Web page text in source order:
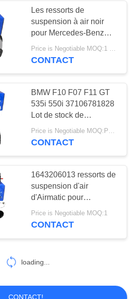
d'air de
236
de
d'air
1058
119
Les ressorts de
suspension à air noir
pour Mercedes-Benz
W213 2133280100
CONTACT
BMW F10 F07 F11 GT
535i 550i 37106781828
Lot de stock de
suspension aérienne
arrière sacs à ressorts
Price is Negotiable MOQ:PCs 1
CONTACT
1643206013 ressorts de
suspension d'air
d'Airmatic pour
Mercedes Benz ml -
classe GL - avant de la
Price is Negotiable MOQ:1
CONTACT
loading...
CONTACT!